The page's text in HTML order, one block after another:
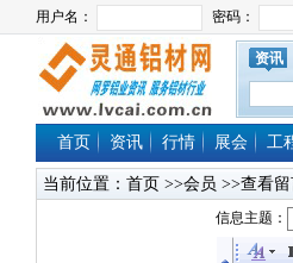
资讯
首页 资讯 行情 展会 工
当前位置： 首页 >>会员 >>查看
信息主题：